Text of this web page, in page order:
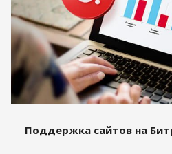
Поддержка сайтов на